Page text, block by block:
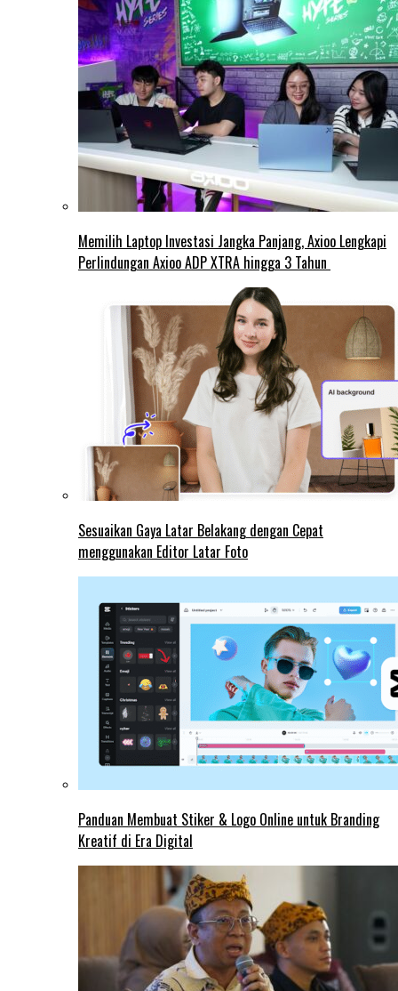
Memilih Laptop Investasi Jangka Panjang, Axioo Lengkapi
Perlindungan Axioo ADP XTRA hingga 3 Tahun
Sesuaikan Gaya Latar Belakang dengan Cepat
menggunakan Editor Latar Foto
Panduan Membuat Stiker & Logo Online untuk Branding
Kreatif di Era Digital